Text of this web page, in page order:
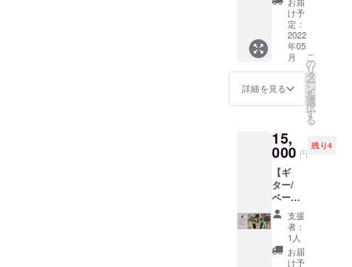
く、定
型フォ
ントで
はあり
ます
が、こ
ちらの
うに見
えませ
んか？
とても
気に
入って
いま
す。 そ
して、
今はま
だ不確
(日) 第
三回6月
18日
(土) / 第
四回6月
19日
(日) 会
場：京
丹後森
BEATC
AMP 時
間：開
場10:00
/ 開演
13:00 /
終演
18:00 /
閉場
20:00
料金：
」 野外
で初め
て出会
う、音
楽とア
ウトド
ア好き
な方々
との出
演出し
たいと
考えて
いま
す。 日
程 第一
回6月11
日(土) /
第二回6
月12日
(日) 第
験でき
る機会
を作り
たいと
考えま
GO
GO！
ウゴ・
ゴー）
」
→「KY
OTANG
O GO！
ウタン
ゴ・
ゴー）
」 野外
に、京
丹後市
内在住
の方は
もちろ
ん、
に特化
した
てどん
なとこ
ろ？」
と興味
を持っ
てくだ
さる方
にも気
軽に体
験でき
ブラン
ド「x
azuroy
x（アズ
イ）」
さん。
着た
い、着
い！」
という
思いが
スター
トとの
こと。
はい、
“特別の
本”を。
この一
言で十
分です
よね。
ca*caさ
トドア
な雰囲
気を感
じるオ
リジナ
ルスト
ラップ
を この
度、ク
ラウド
ファン
go(フラ
ミン
ゴ)]】
イン
ター
ネット
でスト
ラップ
ショッ
まれる
「ca*ca
」。 通
販サイ
ト
→https:
//minne.
com/@
ca-ca
“特別の
け予
定：
2022
年05
月
詳細を見る
こ
の
リ
タ
ー
ン
を
選
択
す
る
15,
000 円
残り4
【ギ
ター/
ベース
用スト
ラップ
セット
[Leef
Green(
支援
者：
1人
お届
け予